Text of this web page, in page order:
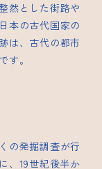
然とした街路や
本の古代国家の
は、古代の都市
す。
の発掘調査が行
、19世紀後半か